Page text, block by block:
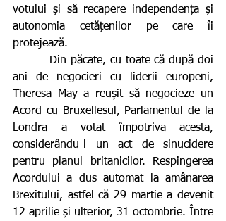
votului și să recapere independența și
autonomia cetățenilor pe care îi
protejează.
ani de negocieri cu liderii europeni,
Theresa May a reușit să negocieze un
Acord cu Bruxellesul, Parlamentul de la
Londra a votat împotriva acesta,
considerându-l un act de sinucidere
pentru planul britanicilor. Respingerea
Acordului a dus automat la amânarea
Brexitului, astfel că 29 martie a devenit
12 aprilie și ulterior, 31 octombrie. Între